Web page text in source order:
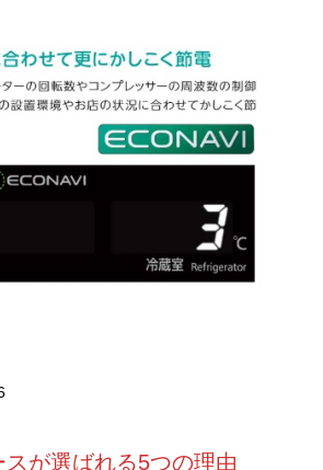
スが選ばれる5つの理由